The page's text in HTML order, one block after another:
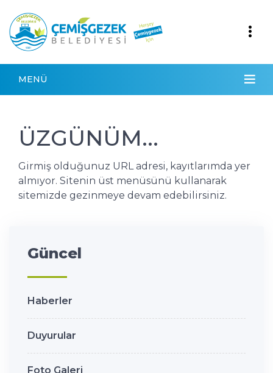
MENÜ
ÜZGÜNÜM...
Girmiş olduğunuz URL adresi, kayıtlarımda yer
almıyor. Sitenin üst menüsünü kullanarak
sitemizde gezinmeye devam edebilirsiniz.
Güncel
Haberler
Duyurular
Foto Galeri